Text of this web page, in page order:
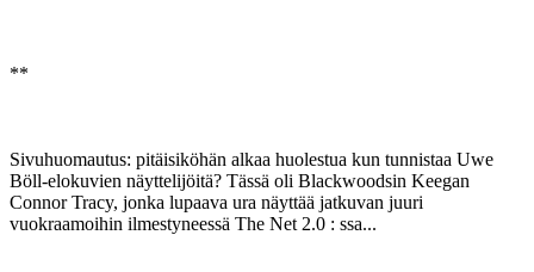
**
Sivuhuomautus: pitäisiköhän alkaa huolestua kun tunnistaa Uwe
Böll-elokuvien näyttelijöitä? Tässä oli Blackwoodsin Keegan
Connor Tracy, jonka lupaava ura näyttää jatkuvan juuri
vuokraamoihin ilmestyneessä The Net 2.0 : ssa...